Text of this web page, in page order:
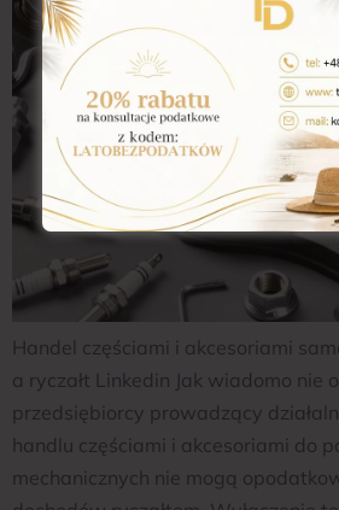
Handel częściami i akcesoriami
a ryczałt Linkedin Jak wiadomo nie
przedsiębiorcy prowadzący
handlu częściami i akcesoriami do
mechanicznych nie mogą